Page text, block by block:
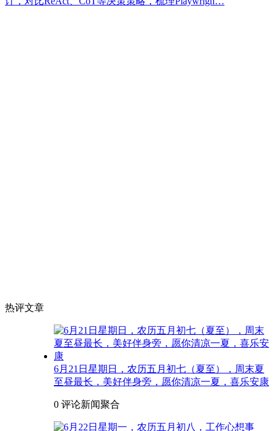
热评文章
6月21日星期日，农历五月初七（夏至），周末夏
至昼最长，美好伴身旁，愿你清凉一夏，喜乐安康
0 评论新闻聚合